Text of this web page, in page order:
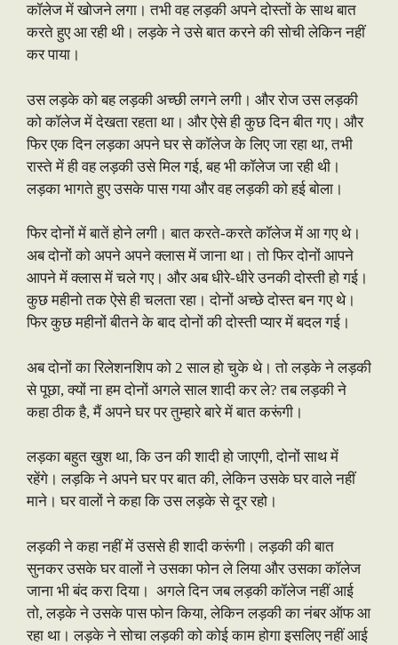
कॉलेज में खोजने लगा। तभी वह लड़की अपने दोस्तों के साथ बात
करते हुए आ रही थी। लड़के ने उसे बात करने की सोची लेकिन नहीं
कर पाया।
उस लड़के को बह लड़की अच्छी लगने लगी। और रोज उस लड़की
को कॉलेज में देखता रहता था। और ऐसे ही कुछ दिन बीत गए। और
फिर एक दिन लड़का अपने घर से कॉलेज के लिए जा रहा था, तभी
रास्ते में ही वह लड़की उसे मिल गई, बह भी कॉलेज जा रही थी।
लड़का भागते हुए उसके पास गया और वह लड़की को हई बोला।
फिर दोनों में बातें होने लगी। बात करते-करते कॉलेज में आ गए थे।
अब दोनों को अपने अपने क्लास में जाना था। तो फिर दोनों आपने
आपने में क्लास में चले गए। और अब धीरे-धीरे उनकी दोस्ती हो गई।
कुछ महीनो तक ऐसे ही चलता रहा। दोनों अच्छे दोस्त बन गए थे।
फिर कुछ महीनों बीतने के बाद दोनों की दोस्ती प्यार में बदल गई।
अब दोनों का रिलेशनशिप को 2 साल हो चुके थे। तो लड़के ने लड़की
से पूछा, क्यों ना हम दोनों अगले साल शादी कर ले? तब लड़की ने
कहा ठीक है, मैं अपने घर पर तुम्हारे बारे में बात करूंगी।
लड़का बहुत खुश था, कि उन की शादी हो जाएगी, दोनों साथ में
रहेंगे। लड़कि ने अपने घर पर बात की, लेकिन उसके घर वाले नहीं
माने। घर वालों ने कहा कि उस लड़के से दूर रहो।
लड़की ने कहा नहीं में उससे ही शादी करूंगी। लड़की की बात
सुनकर उसके घर वालों ने उसका फोन ले लिया और उसका कॉलेज
जाना भी बंद करा दिया। अगले दिन जब लड़की कॉलेज नहीं आई
तो, लड़के ने उसके पास फोन किया, लेकिन लड़की का नंबर ऑफ आ
रहा था। लड़के ने सोचा लड़की को कोई काम होगा इसलिए नहीं आई